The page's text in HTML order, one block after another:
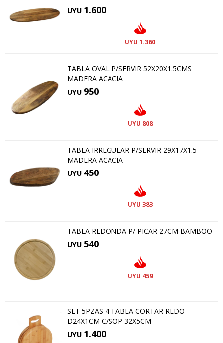
UYU 1.600
UYU 1.360
TABLA OVAL P/SERVIR 52X20X1.5CMS
MADERA ACACIA
UYU 950
UYU 808
TABLA IRREGULAR P/SERVIR 29X17X1.5
MADERA ACACIA
UYU 450
UYU 383
TABLA REDONDA P/ PICAR 27CM BAMBOO
UYU 540
UYU 459
SET 5PZAS 4 TABLA CORTAR REDO
D24X1CM C/SOP 32X5CM
UYU 1.400